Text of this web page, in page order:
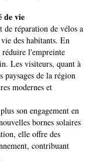
de vie
de réparation de vélos a
des habitants. En
l'empreinte
Les visiteurs, quant à
de la région
modernes et
son engagement en
bornes solaires
elle offre des
contribuant